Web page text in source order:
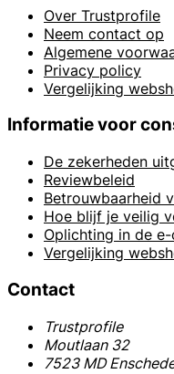
Over Trustprofile
Neem contact op
Algemene
Privacy policy
Vergelijking
Informatie voor
De zekerheden
Reviewbeleid
Betrouwbaarheid
Hoe blijf je veilig
Oplichting in de
Vergelijking
Contact
Trustprofile
Moutlaan 32
7523 MD